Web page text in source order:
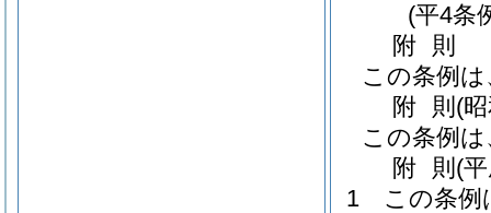
(平4条
附 則
この条例
附 則 (
この条例
附 則 (
1
この条例